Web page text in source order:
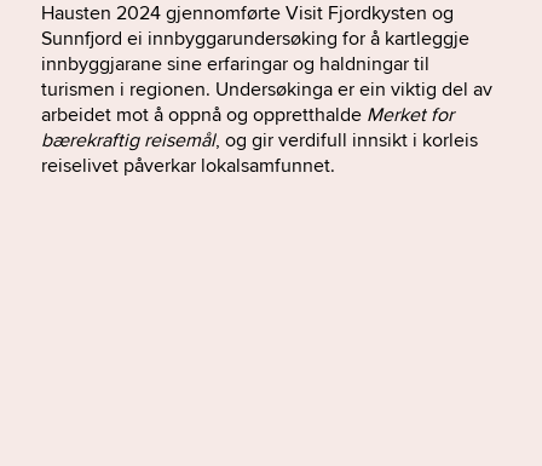
Hausten 2024 gjennomførte Visit Fjordkysten og
Sunnfjord ei innbyggarundersøking for å kartleggje
innbyggjarane sine erfaringar og haldningar til
turismen i regionen. Undersøkinga er ein viktig del av
arbeidet mot å oppnå og oppretthalde Merket for
bærekraftig reisemål, og gir verdifull innsikt i korleis
reiselivet påverkar lokalsamfunnet.